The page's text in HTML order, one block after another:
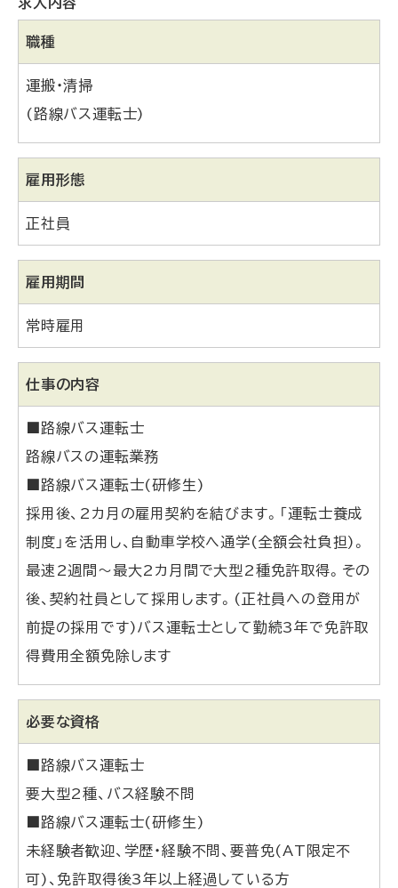
に
戻
る
職種
運搬・清掃
(路線バス運転士)
雇用形態
正社員
雇用期間
常時雇用
仕事の内容
■路線バス運転士
路線バスの運転業務
■路線バス運転士(研修生)
採用後、2カ月の雇用契約を結びます。「運転士養成
制度」を活用し、自動車学校へ通学(全額会社負担)。
最速2週間～最大2カ月間で大型2種免許取得。その
後、契約社員として採用します。(正社員への登用が
前提の採用です)バス運転士として勤続3年で免許取
得費用全額免除します
必要な資格
■路線バス運転士
要大型2種、バス経験不問
■路線バス運転士(研修生)
未経験者歓迎、学歴・経験不問、要普免(AT限定不
可)、免許取得後3年以上経過している方